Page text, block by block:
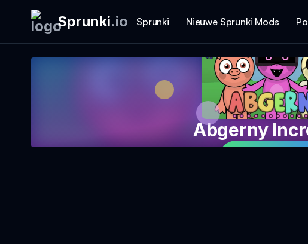
Sprunki.io Sprunki Nieuwe Sprunki Mods
Abgerny